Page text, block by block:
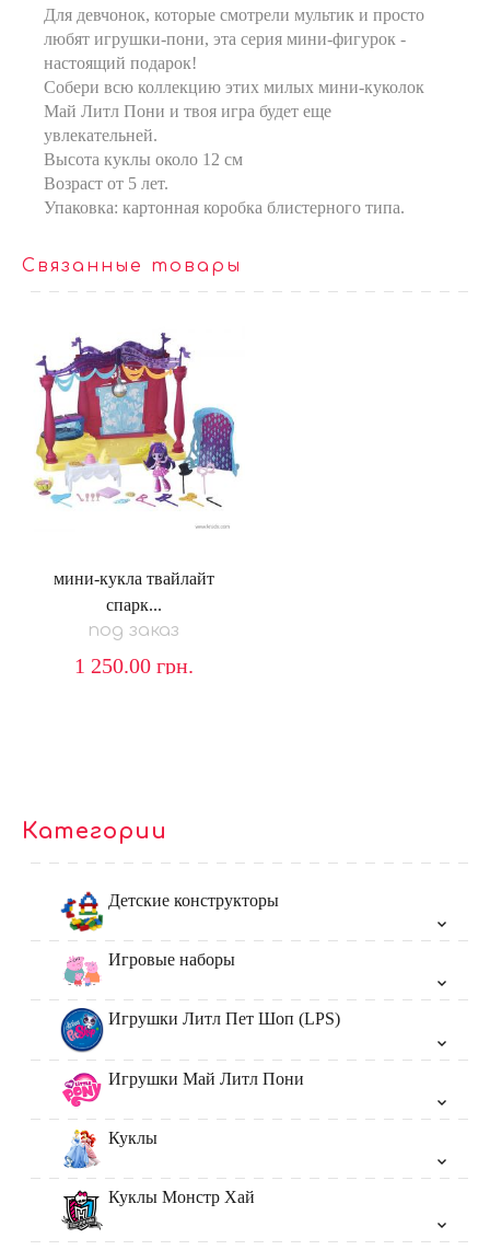
Для девчонок, которые смотрели мультик и просто
любят игрушки-пони, эта серия мини-фигурок -
настоящий подарок!
Собери всю коллекцию этих милых мини-куколок
Май Литл Пони и твоя игра будет еще
увлекательней.
Высота куклы около 12 см
Возраст от 5 лет.
Упаковка: картонная коробка блистерного типа.
Связанные товары
мини-кукла твайлайт
спарк...
под заказ
1 250.00 грн.
Категории
Детские конструкторы
Игровые наборы
Игрушки Литл Пет Шоп (LPS)
Игрушки Май Литл Пони
Куклы
Куклы Монстр Хай